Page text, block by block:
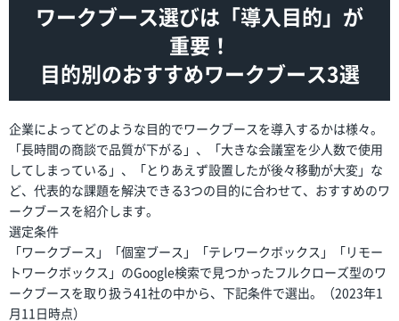
ワークブース選びは「導入目的」が
重要！
目的別のおすすめワークブース3選
企業によってどのような目的でワークブースを導入するかは様々。
「長時間の商談で品質が下がる」、「大きな会議室を少人数で使用
してしまっている」、「とりあえず設置したが後々移動が大変」な
ど、代表的な課題を解決できる3つの目的に合わせて、おすすめのワ
ークブースを紹介します。
選定条件
「ワークブース」「個室ブース」「テレワークボックス」「リモー
トワークボックス」のGoogle検索で見つかったフルクローズ型のワ
ークブースを取り扱う41社の中から、下記条件で選出。（2023年1
月11日時点）